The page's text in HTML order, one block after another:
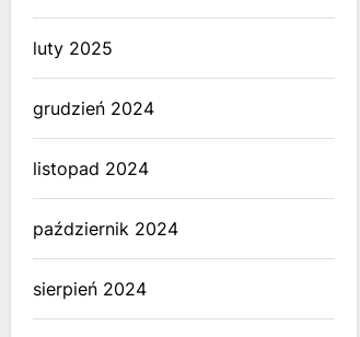
luty 2025
grudzień 2024
listopad 2024
październik 2024
sierpień 2024